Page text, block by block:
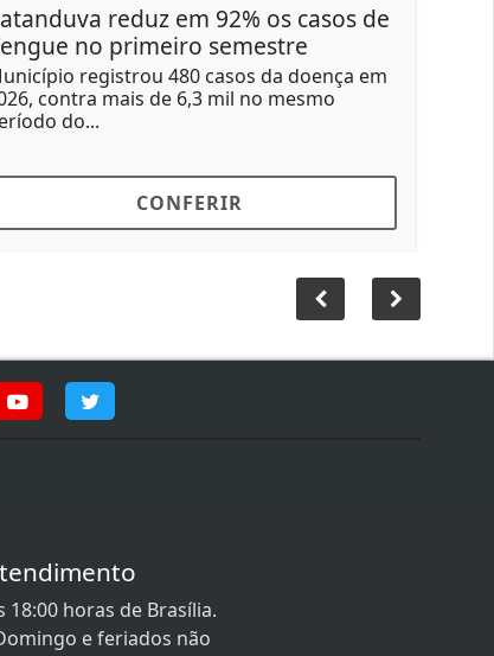
reduz em 92% os casos de
no primeiro semestre
registrou 480 casos da doença em
contra mais de 6,3 mil no mesmo
do...
CONFERIR
18:00 horas de Brasília.
e feriados não